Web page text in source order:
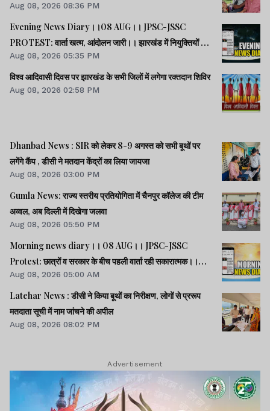
Aug 08, 2026 08:36 PM
Evening News Diary।।08 AUG।। JPSC-JSSC
PROTEST: वार्ता खत्म, आंदोलन जारी।। झारखंड में नियुक्तियों में
भ्रष्टाचार-01: विधानसभा से हुई शुरूआत।। महिला आरक्षण कानून
लागू में देर क्यों -राहुल।। समेत अन्य खबरें व वीडियो।।
Aug 08, 2026 05:35 PM
विश्व आदिवासी दिवस पर झारखंड के सभी जिलों में लगेगा रक्तदान शिविर
Aug 08, 2026 02:58 PM
Dhanbad News : SIR को लेकर 8-9 अगस्त को सभी बूथों पर
लगेंगे कैंप , डीसी ने मतदान केंद्रों का लिया जायजा
Aug 08, 2026 03:00 PM
Gumla News: राज्य स्तरीय प्रतियोगिता में चैनपुर कॉलेज की टीम
अव्वल, अब दिल्ली में दिखेगा जलवा
Aug 08, 2026 05:50 PM
Morning news diary।। 08 AUG।। JPSC-JSSC
Protest: छात्रों व सरकार के बीच पहली वार्ता रही सकारात्मक।।
साइबर क्राइम मामलों की जांच में झारखंड पुलिस फिसड्डी।।संसद में
विपक्षी दलों का हंगामा, कार्यवाही स्थगित।। समेत कई खबरें व वीडियो.
Aug 08, 2026 05:00 AM
Latehar News : डीसी ने किया बूथों का निरीक्षण, लोगों से प्ररूप
मतदाता सूची में नाम जांचने की अपील
Aug 08, 2026 08:02 PM
Advertisement